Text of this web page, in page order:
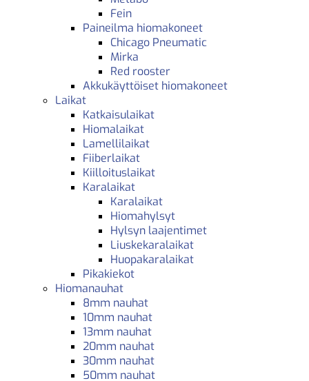
Fein
Paineilma hiomakoneet
Chicago Pneumatic
Mirka
Red rooster
Akkukäyttöiset hiomakoneet
Laikat
Katkaisulaikat
Hiomalaikat
Lamellilaikat
Fiiberlaikat
Kiilloituslaikat
Karalaikat
Karalaikat
Hiomahylsyt
Hylsyn laajentimet
Liuskekaralaikat
Huopakaralaikat
Pikakiekot
Hiomanauhat
8mm nauhat
10mm nauhat
13mm nauhat
20mm nauhat
30mm nauhat
50mm nauhat